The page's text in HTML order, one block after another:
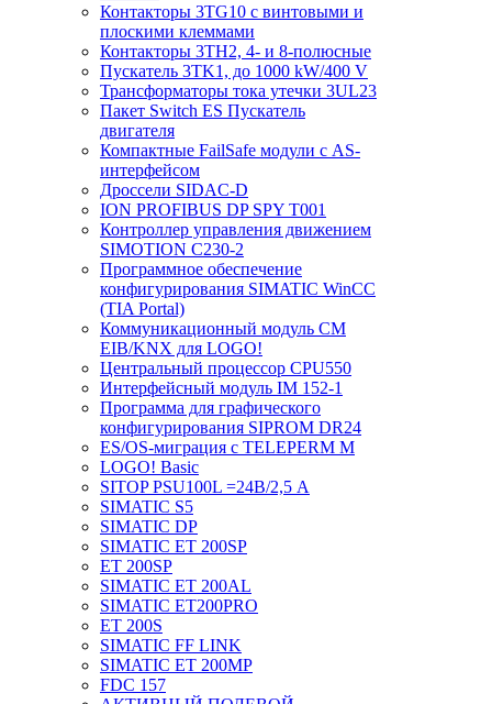
Контакторы 3TG10 c винтовыми и
плоскими клеммами
Контакторы 3TH2, 4- и 8-полюсные
Пускатель 3TK1, до 1000 kW/400 V
Трансформаторы тока утечки 3UL23
Пакет Switch ES Пускатель
двигателя
Компактные FailSafe модули с AS-
интерфейсом
Дроссели SIDAC-D
ION PROFIBUS DP SPY T001
Контроллер управления движением
SIMOTION C230-2
Программное обеспечение
конфигурирования SIMATIC WinCC
(TIA Portal)
Коммуникационный модуль CM
EIB/KNX для LOGO!
Центральный процессор CPU550
Интерфейсный модуль IM 152-1
Программа для графического
конфигурирования SIPROM DR24
ES/OS-миграция с TELEPERM M
LOGO! Basic
SITOP PSU100L =24В/2,5 A
SIMATIC S5
SIMATIC DP
SIMATIC ET 200SP
ET 200SP
SIMATIC ET 200AL
SIMATIC ET200PRO
ET 200S
SIMATIC FF LINK
SIMATIC ET 200MP
FDC 157